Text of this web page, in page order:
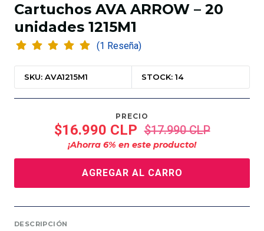
Cartuchos AVA ARROW – 20
unidades 1215M1
(1 Reseña)
SKU: AVA1215M1 STOCK: 14
PRECIO
$16.990 CLP $17.990 CLP
¡Ahorra 6% en este producto!
AGREGAR AL CARRO
DESCRIPCIÓN